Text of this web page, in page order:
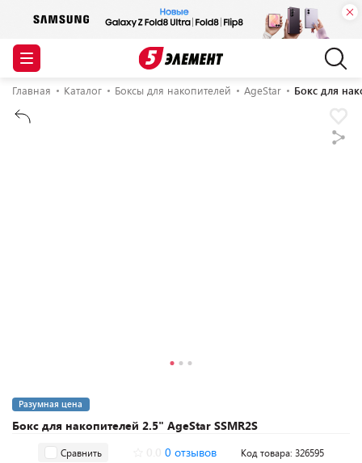
Главная Каталог Боксы для накопителей AgeStar Бокс для
Бокс для накопителей 2.5" AgeStar SSMR2S
Разумная цена
Сравнить 0 отзывов Код товара: 326595